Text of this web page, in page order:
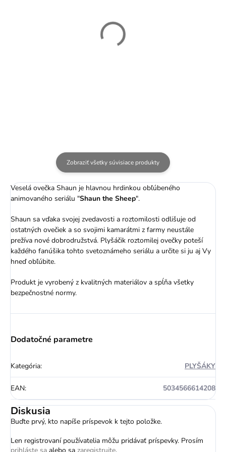
SKLADOM
Zobraziť všetky súvisiace produkty
Veselá ovečka Shaun je hlavnou hrdinkou obľúbeného
animovaného seriálu "Shaun the Sheep".
Shaun sa vďaka svojej zvedavosti a roztomilosti odlišuje od
ostatných ovečiek a so svojimi kamarátmi z farmy neustále
prežíva nové dobrodružstvá. Plyšáčik roztomilej ovečky poteší
každého fanúšika tohto svetoznámeho seriálu a určite si ju aj Vy
hneď obľúbite.
Produkt je vyrobený z kvalitných materiálov a spĺňa všetky
bezpečnostné normy.
Dodatočné parametre
Kategória: PLYŠÁKY
EAN: 5034566614208
Diskusia
Buďte prvý, kto napíše príspevok k tejto položke.
Len registrovaní používatelia môžu pridávať príspevky. Prosím